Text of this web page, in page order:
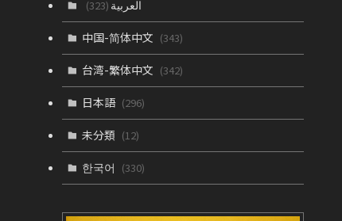
العربية(323)
中国-简体中文 (343)
台湾-繁体中文 (342)
日本語 (296)
未分類 (12)
한국어 (330)